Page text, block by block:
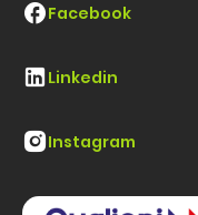
Facebook
Linkedin
Instagram